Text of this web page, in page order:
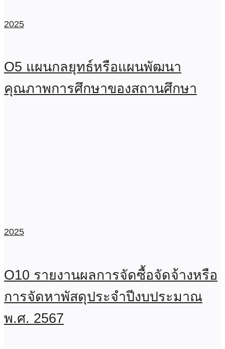
2025
O5 แผนกลยุทธ์หรือแผนพัฒนา
คุณภาพการศึกษาของสถานศึกษา
2025
O10 รายงานผลการจัดซื้อจัดจ้างหรือ
การจัดหาพัสดุประจำปีงบประมาณ
พ.ศ. 2567